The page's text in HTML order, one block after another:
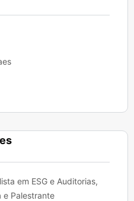
em ESG e Auditorias,
e Palestrante